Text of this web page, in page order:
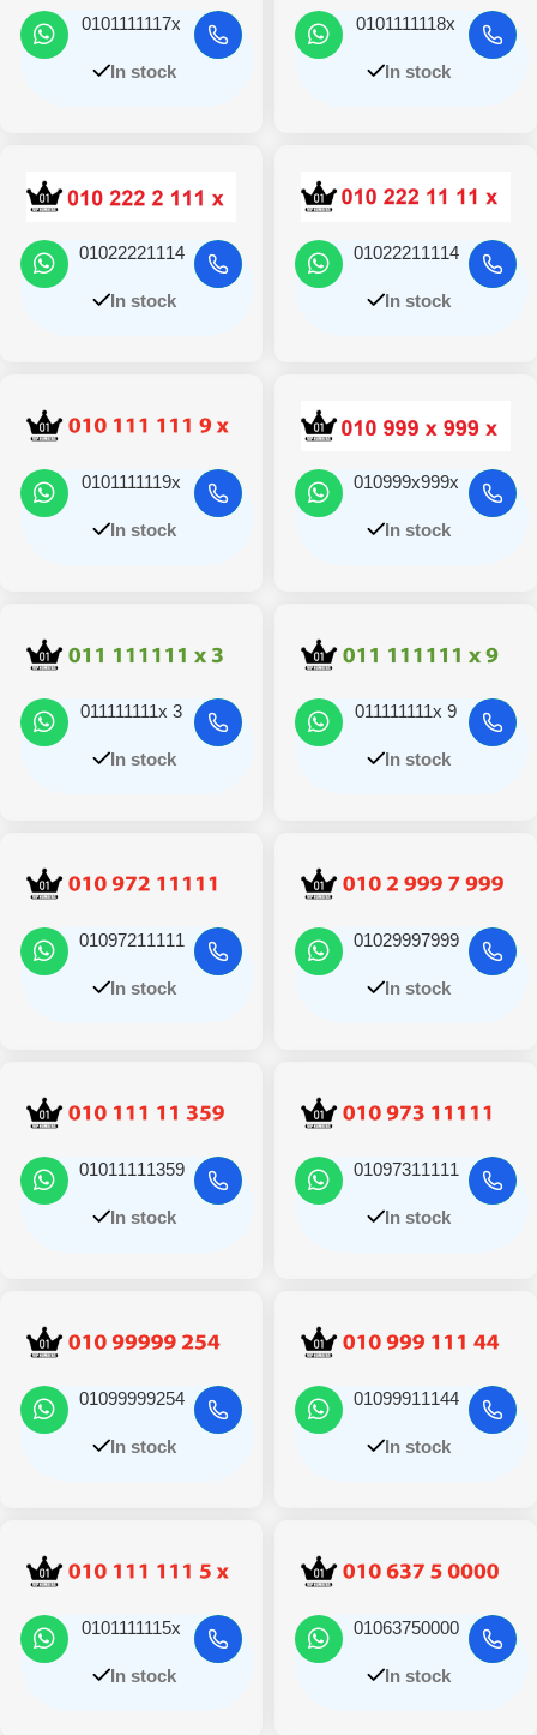
0101111118x
In stock
0101111117x
In stock
01022211114
In stock
01022221114
In stock
010999x999x
In stock
0101111119x
In stock
011111111x 9
In stock
011111111x 3
In stock
01029997999
In stock
01097211111
In stock
01097311111
In stock
01011111359
In stock
01099911144
In stock
01099999254
In stock
01063750000
In stock
0101111115x
In stock